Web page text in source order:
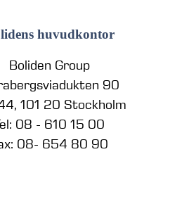
huvudkontor
Boliden Group
90
101 20 Stockholm
08 - 610 15 00
08- 654 80 90